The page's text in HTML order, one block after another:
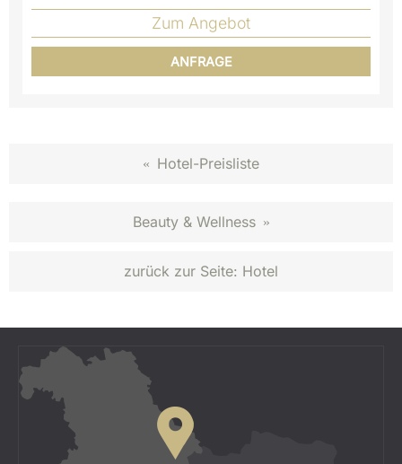
Zum Angebot
ANFRAGE
« Hotel-Preisliste
Beauty & Wellness»
zurück zur Seite: Hotel